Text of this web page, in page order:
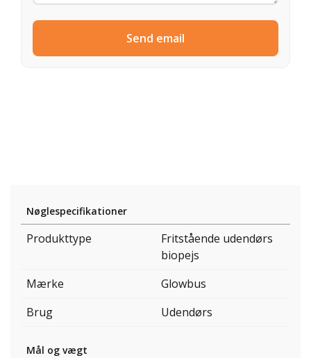
Send email
Nøglespecifikationer
Produkttype
Fritstående udendørs
biopejs
Mærke
Glowbus
Brug
Udendørs
Mål og vægt